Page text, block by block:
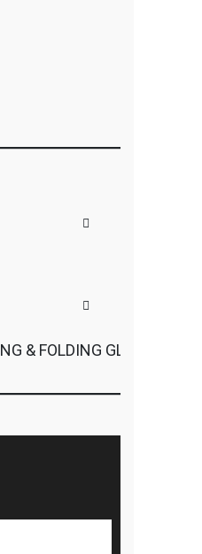
GLASS SYSTEM